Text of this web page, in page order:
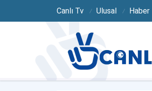
Canlı Tv Ulusal Haber